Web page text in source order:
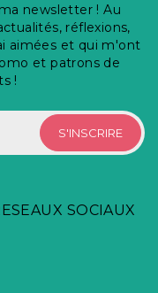
newsletter ! Au
réflexions,
aimées et qui m'ont
et patrons de
!
S'INSCRIRE
SOCIAUX